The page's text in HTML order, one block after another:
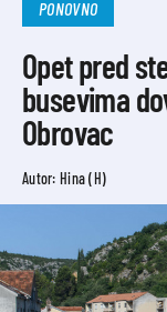
PONOVNO
Opet pred
busevima
Obrovac
Autor: Hina (H)